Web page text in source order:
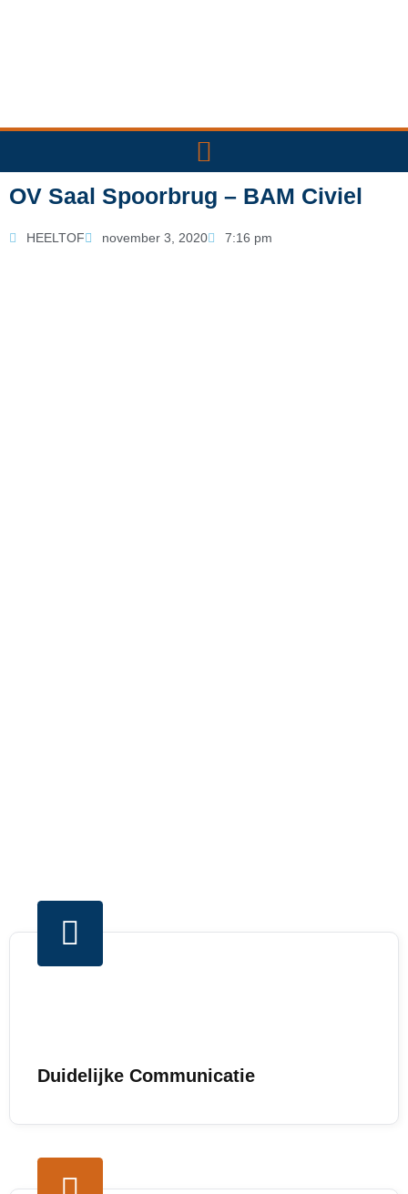
OV Saal Spoorbrug – BAM Civiel
HEELTOF november 3, 2020 7:16 pm
Duidelijke Communicatie